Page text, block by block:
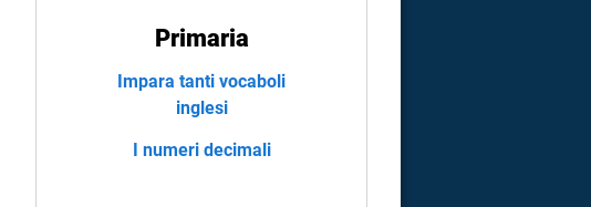
Primaria
Impara tanti vocaboli
inglesi
I numeri decimali